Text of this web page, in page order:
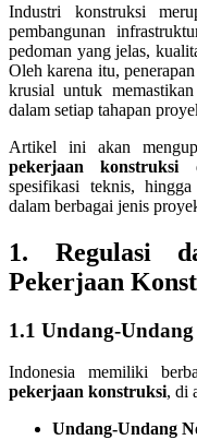
Industri konstruksi
pembangunan
pedoman yang jelas,
Oleh karena itu, penerapan
krusial untuk
dalam setiap tahapan
Artikel ini akan
pekerjaan konstruksi
spesifikasi teknis,
dalam berbagai jenis
1. Regulasi
Pekerjaan
1.1 Undang-
Indonesia memiliki
pekerjaan konstruksi, di
Undang-Undang